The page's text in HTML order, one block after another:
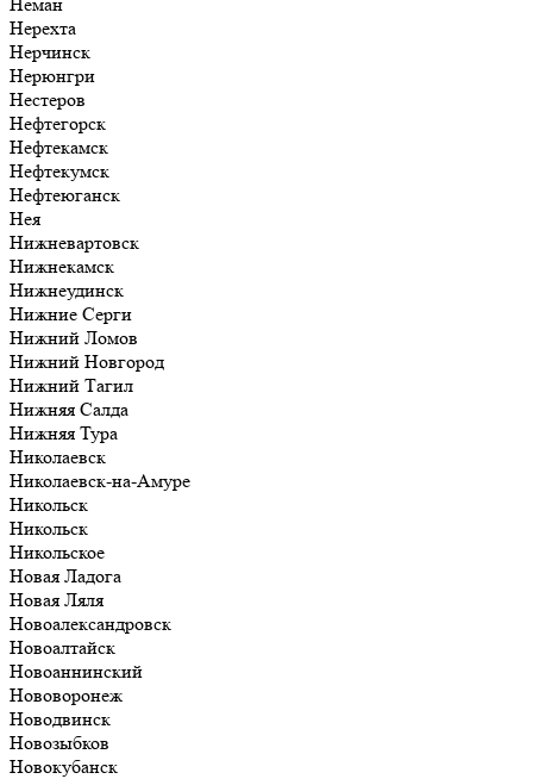
Нерехта
Нерчинск
Нерюнгри
Нестеров
Нефтегорск
Нефтекамск
Нефтекумск
Нефтеюганск
Нея
Нижневартовск
Нижнекамск
Нижнеудинск
Нижние Серги
Нижний Ломов
Нижний Новгород
Нижний Тагил
Нижняя Салда
Нижняя Тура
Николаевск
Николаевск-на-Амуре
Никольск
Никольск
Никольское
Новая Ладога
Новая Ляля
Новоалександровск
Новоалтайск
Новоаннинский
Нововоронеж
Новодвинск
Новозыбков
Новокубанск